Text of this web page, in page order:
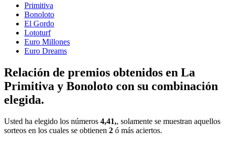
Primitiva
Bonoloto
El Gordo
Lototurf
Euro Millones
Euro Dreams
Relación de premios obtenidos en La
Primitiva y Bonoloto con su combinación
elegida.
Usted ha elegido los números 4,41,, solamente se muestran aquellos
sorteos en los cuales se obtienen 2 ó más aciertos.